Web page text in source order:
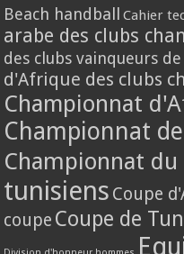
Beach handball Cahier
arabe des clubs
des clubs vainqueurs
d'Afrique des clubs
Championnat
Championnat
Championnat du
tunisiens Coupe
coupe Coupe de